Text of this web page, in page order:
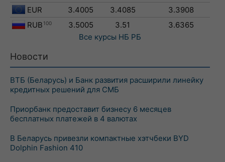
EUR
3.4005 3.4085
3.3908
RUB 100 3.5005 3.51
3.6365
Все курсы НБ РБ
Новости
ВТБ (Беларусь) и Банк развития расширили линейку
кредитных решений для СМБ
Приорбанк предоставит бизнесу 6 месяцев
бесплатных платежей в 4 валютах
В Беларусь привезли компактные хэтчбеки BYD
Dolphin Fashion 410